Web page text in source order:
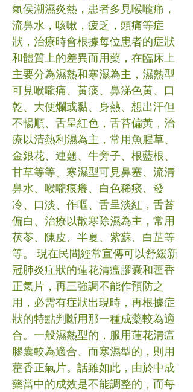
氣侯潮濕炎熱，患者多見喉嚨痛，
流鼻水，咳嗽，疲乏，頭痛等症
狀，治療時會根據每位患者的症狀
和體質上的差異而用藥，在臨床上
主要分為濕熱和寒濕為主，濕熱型
可見喉嚨痛、黃痰、鼻涕色黃、口
乾、大便爛或黏、身熱、想出汗但
不暢順、舌呈紅色，舌苔偏黃，治
療以清熱利濕為主，常用魚腥草、
金銀花、連翹、牛旁子、根藍根、
甘草等等。寒濕型可見鼻塞、流清
鼻水、喉嚨痕癢、白色稀痰、發
冷、口淡、作嘔、舌呈淡紅，舌苔
偏白、治療以散寒除濕為主，常用
茯苓、陳皮、半夏、紫蘇、白芷等
等。 現在民間經常宣傳可以舒緩新
冠肺炎症狀的蓮花清瘟膠囊和藿香
正氣片，再三強調不能作預防之
用，必需有症狀出現時，再根據症
狀的特點判斷用那一種成藥較為適
合。一般濕熱型的，服用蓮花清瘟
膠囊較為適合、而寒濕型的，則用
藿香正氣片。話雖如此，由於中成
藥當中的成效是不能調整的，而每